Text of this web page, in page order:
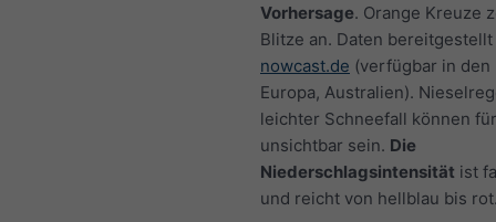
Vorhersage. Orange Kreuze
Blitze an. Daten
nowcast.de (verfügbar in den
Europa, Australien).
leichter Schneefall können
unsichtbar sein. Die
Niederschlagsintensität ist
und reicht von hellblau bis